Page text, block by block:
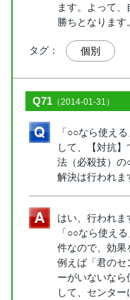
ます。よって
勝ちとなります。
タグ： 個別
Q71 （2014-01-31）
「○○なら使え
して、【対抗
法（必殺技）の
解決は行われま
はい、行われま
「○○なら使え
件なので、効果
例えば「君のセ
ーがいないなら
して、センタ